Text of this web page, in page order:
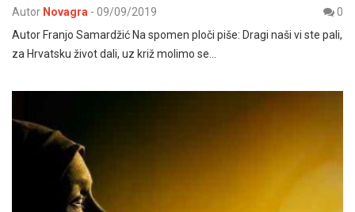
Autor Novagra - 09/09/2019
0
Autor Franjo Samardžić Na spomen ploči piše: Dragi naši vi ste pali,
za Hrvatsku život dali, uz križ molimo se…